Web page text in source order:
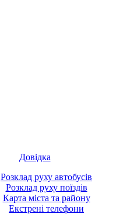
Довідка
Розклад руху автобусів
Розклад руху поїздів
Карта міста та району
Екстрені телефони